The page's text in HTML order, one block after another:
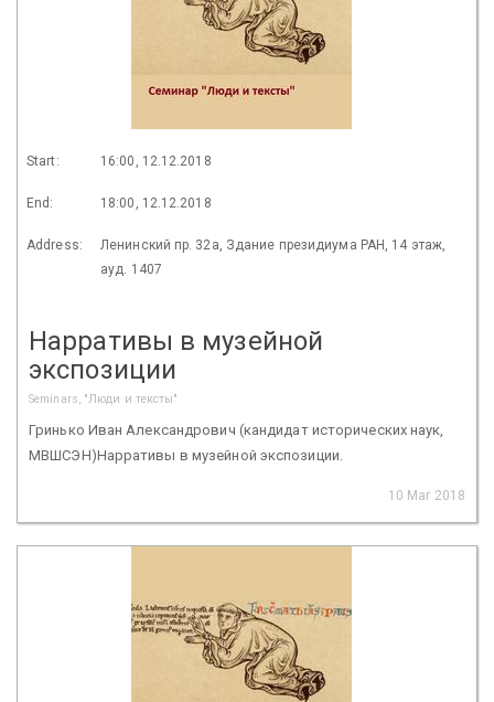
Start: 16:00, 12.12.2018
End: 18:00, 12.12.2018
Address:
Ленинский пр. 32а, Здание президиума РАН, 14 этаж,
ауд. 1407
Нарративы в музейной
экспозиции
Seminars, "Люди и тексты"
Гринько Иван Александрович (кандидат исторических наук,
МВШСЭН)Нарративы в музейной экспозиции.
10 Mar 2018